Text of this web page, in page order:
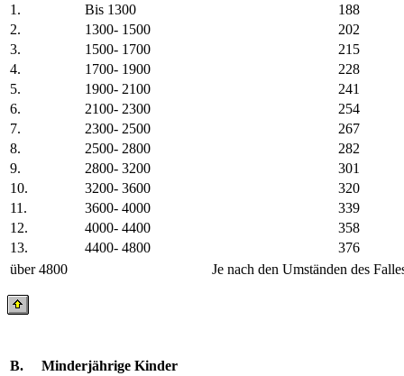
1.
Bis 1300
188
2.
1300- 1500
202
3.
1500- 1700
215
4.
1700- 1900
228
5.
1900- 2100
241
6.
2100- 2300
254
7.
2300- 2500
267
8.
2500- 2800
282
9.
2800- 3200
301
10.
3200- 3600
320
11.
3600- 4000
339
12.
4000- 4400
358
13.
4400- 4800
376
über 4800
Je nach den Umständen des
B.
Minderjährige Kinder